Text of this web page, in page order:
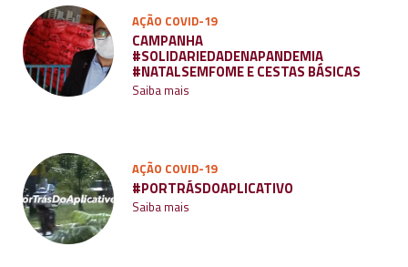
AÇÃO COVID-19
CAMPANHA
#SOLIDARIEDADENAPANDEMIA
#NATALSEMFOME E CESTAS BÁSICAS
Saiba mais
AÇÃO COVID-19
#PORTRÁSDOAPLICATIVO
Saiba mais